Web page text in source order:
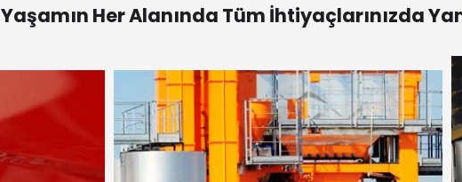
Yaşamın Her Alanında Tüm İhtiyaçlarınızda